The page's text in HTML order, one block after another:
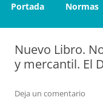
Portada Normas
Nuevo Libro.
y mercantil. El
Deja un comentario